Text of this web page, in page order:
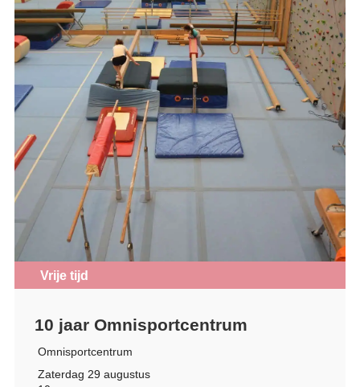
Vrije tijd
10 jaar Omnisportcentrum
Omnisportcentrum
Zaterdag 29 augustus